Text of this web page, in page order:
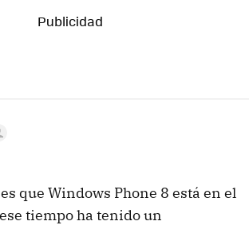
que Windows Phone 8 está en el
tiempo ha tenido un